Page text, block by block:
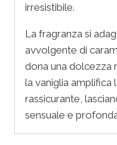
irresistibile.
La fragranza si
avvolgente di
dona una dolcezza
la vaniglia amplifica
rassicurante,
sensuale e